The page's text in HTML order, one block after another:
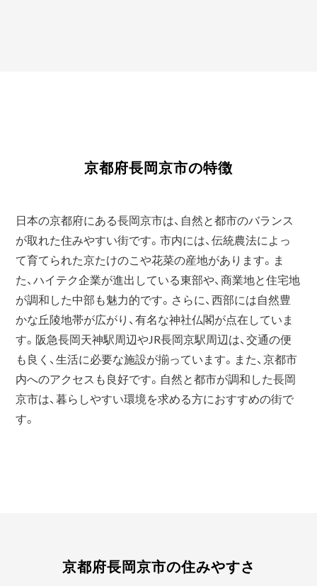
京都府長岡京市の特徴
日本の京都府にある長岡京市は、自然と都市のバランス
が取れた住みやすい街です。市内には、伝統農法によっ
て育てられた京たけのこや花菜の産地があります。ま
た、ハイテク企業が進出している東部や、商業地と住宅地
が調和した中部も魅力的です。さらに、西部には自然豊
かな丘陵地帯が広がり、有名な神社仏閣が点在していま
す。阪急長岡天神駅周辺やJR長岡京駅周辺は、交通の便
も良く、生活に必要な施設が揃っています。また、京都市
内へのアクセスも良好です。自然と都市が調和した長岡
京市は、暮らしやすい環境を求める方におすすめの街で
す。
京都府長岡京市の住みやすさ